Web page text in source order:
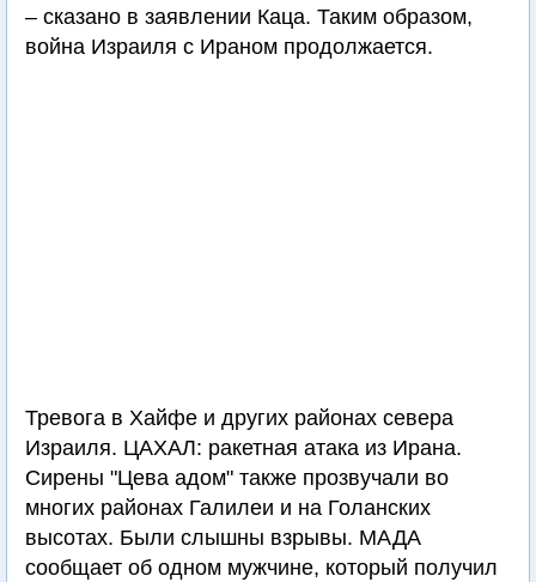
– сказано в заявлении Каца. Таким образом,
война Израиля с Ираном продолжается.
Тревога в Хайфе и других районах севера
Израиля. ЦАХАЛ: ракетная атака из Ирана.
Сирены "Цева адом" также прозвучали во
многих районах Галилеи и на Голанских
высотах. Были слышны взрывы. МАДА
сообщает об одном мужчине, который получил